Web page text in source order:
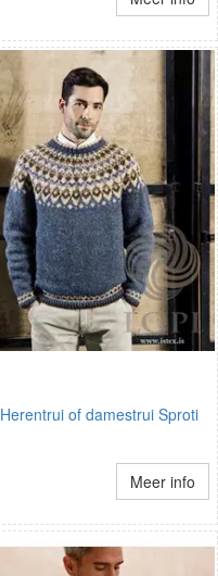
Herentrui of damestrui Sproti
Meer info